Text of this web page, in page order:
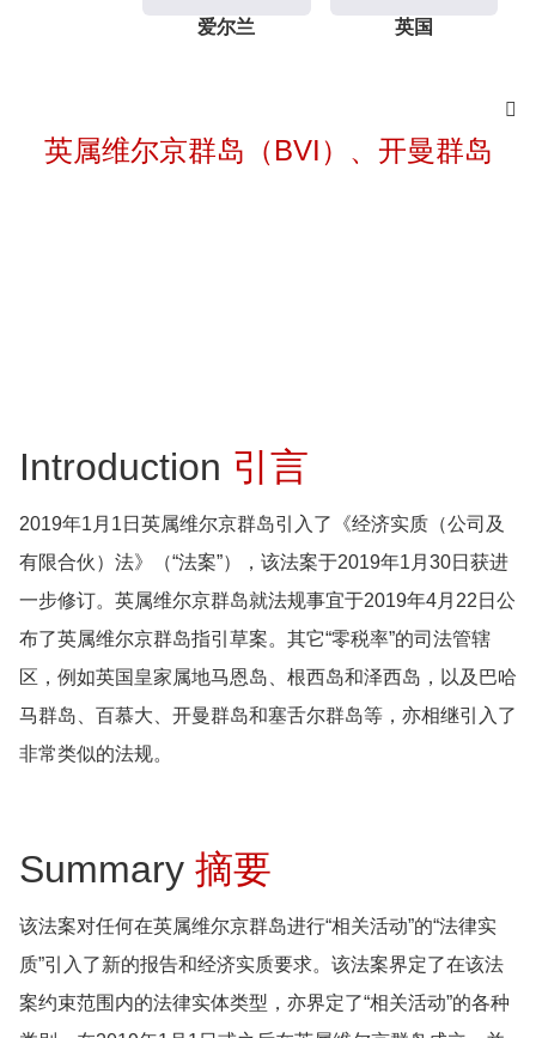
爱尔兰 英国

英属维尔京群岛（BVI）、开曼群岛
Introduction 引言
2019年1月1日英属维尔京群岛引入了《经济实质（公司及
有限合伙）法》（“法案”），该法案于2019年1月30日获进
一步修订。英属维尔京群岛就法规事宜于2019年4月22日公
布了英属维尔京群岛指引草案。其它“零税率”的司法管辖
区，例如英国皇家属地马恩岛、根西岛和泽西岛，以及巴哈
马群岛、百慕大、开曼群岛和塞舌尔群岛等，亦相继引入了
非常类似的法规。
Summary 摘要
该法案对任何在英属维尔京群岛进行“相关活动”的“法律实
质”引入了新的报告和经济实质要求。该法案界定了在该法
案约束范围内的法律实体类型，亦界定了“相关活动”的各种